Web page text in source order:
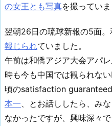
の女王とも写真を撮っていま
翌朝26日の琉球新報の5面
報じられていました。
午前は和僑アジア大会アパ
時も今も中国では観られな
頃のsatisfaction
本一 、とお話ししたら、み
なかったですが、興味深々で